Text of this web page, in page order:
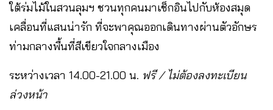
ใต้ร่มไม้ในสวนลุมฯ ชวนทุกคนมาเช็กอินไปกับห้องสมุด
เคลื่อนที่แสนน่ารัก ที่จะพาคุณออกเดินทางผ่านตัวอักษร
ท่ามกลางพื้นที่สีเขียวใจกลางเมือง
ระหว่างเวลา 14.00-21.00 น. ฟรี / ไม่ต้องลงทะเบียน
ล่วงหน้า